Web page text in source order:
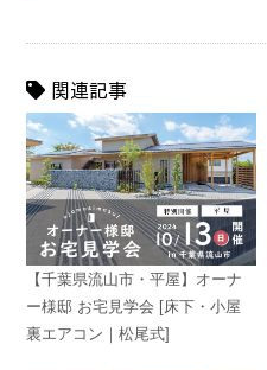
関連記事
【千葉県流山市・平屋】オーナ
ー様邸 お宅見学会 [床下・小屋
裏エアコン｜松尾式]